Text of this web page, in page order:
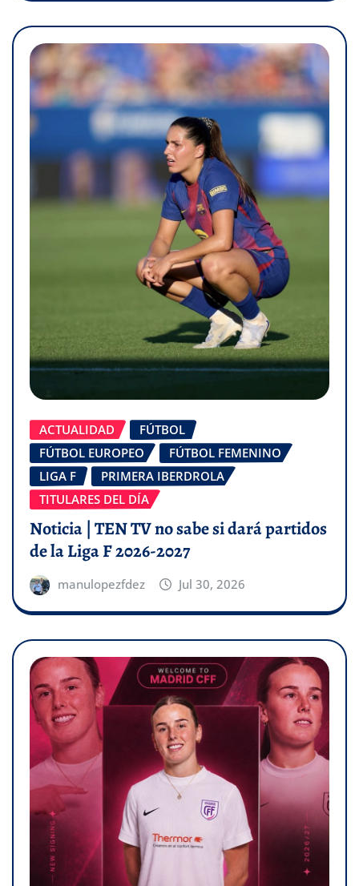
ACTUALIDAD
FÚTBOL
FÚTBOL EUROPEO
FÚTBOL FEMENINO
LIGA F
PRIMERA IBERDROLA
TITULARES DEL DÍA
Noticia | TEN TV no sabe si dará partidos
de la Liga F 2026-2027
manulopezfdez Jul 30, 2026